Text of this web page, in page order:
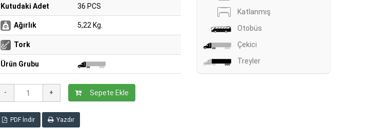
Kutudaki Adet 36 PCS
Ağırlık 5,22 Kg.
Tork
Ürün Grubu
Sepete Ekle
PDF İndir Yazdır
Katlanmış
Otobüs
Çekici
Treyler